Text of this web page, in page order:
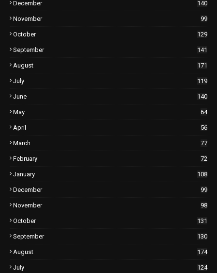
December 140
November 99
October 129
September 141
August 171
July 119
June 140
May 64
April 56
March 77
February 72
January 108
December 99
November 98
October 131
September 130
August 174
July 124